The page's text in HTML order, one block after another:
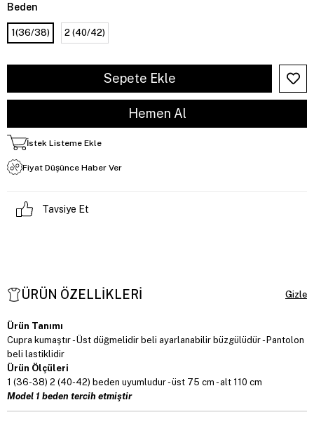
Beden
1(36/38) 2 (40/42)
İstek Listeme Ekle
Fiyat Düşünce Haber Ver
Tavsiye Et
ÜRÜN ÖZELLIKLERI
Ürün Tanımı
Cupra kumaştır - Üst düğmelidir beli ayarlanabilir büzgülüdür - Pantolon
beli lastiklidir
Ürün Ölçüleri
1 (36-38) 2 (40-42) beden uyumludur - üst 75 cm - alt 110 cm
Model 1 beden tercih etmiştir